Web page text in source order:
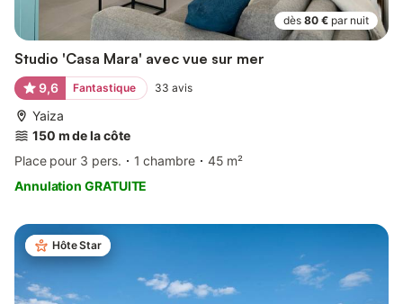
dès 80 € par nuit
Studio 'Casa Mara' avec vue sur mer
9,6 Fantastique 33 avis
Yaiza
150 m de la côte
Place pour 3 pers.
1 chambre
45 m²
Annulation GRATUITE
Hôte Star